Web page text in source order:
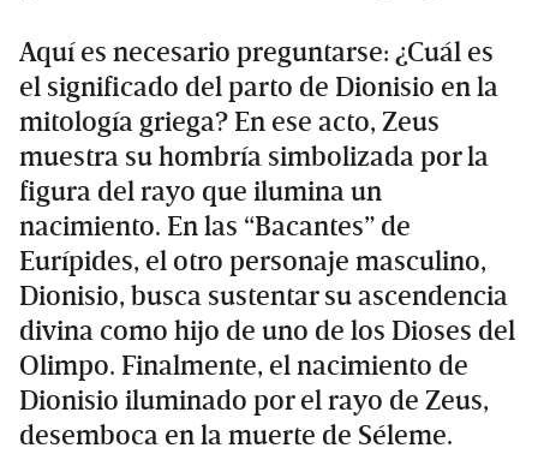
Aquí es necesario preguntarse: ¿Cuál es
el significado del parto de Dionisio en la
mitología griega? En ese acto, Zeus
muestra su hombría simbolizada por la
figura del rayo que ilumina un
nacimiento. En las “Bacantes” de
Eurípides, el otro personaje masculino,
Dionisio, busca sustentar su ascendencia
divina como hijo de uno de los Dioses del
Olimpo. Finalmente, el nacimiento de
Dionisio iluminado por el rayo de Zeus,
desemboca en la muerte de Séleme.